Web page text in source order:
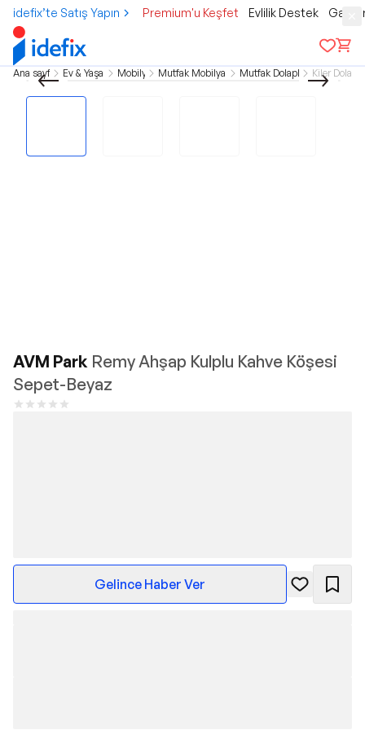
idefix’te Satış Yapın Premium'u Keşfet Evlilik Destek
Ana sayfa Ev & Yaşam Mobilya Mutfak Mobilyaları Mutfak Dolapları Kiler Dolabı
AVM Park Remy Ahşap Kulplu Kahve Köşesi
Sepet-Beyaz
Gelince Haber Ver